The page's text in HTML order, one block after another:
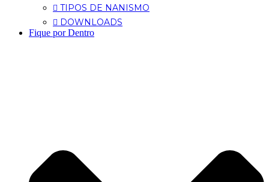
TIPOS DE NANISMO
DOWNLOADS
Fique por Dentro